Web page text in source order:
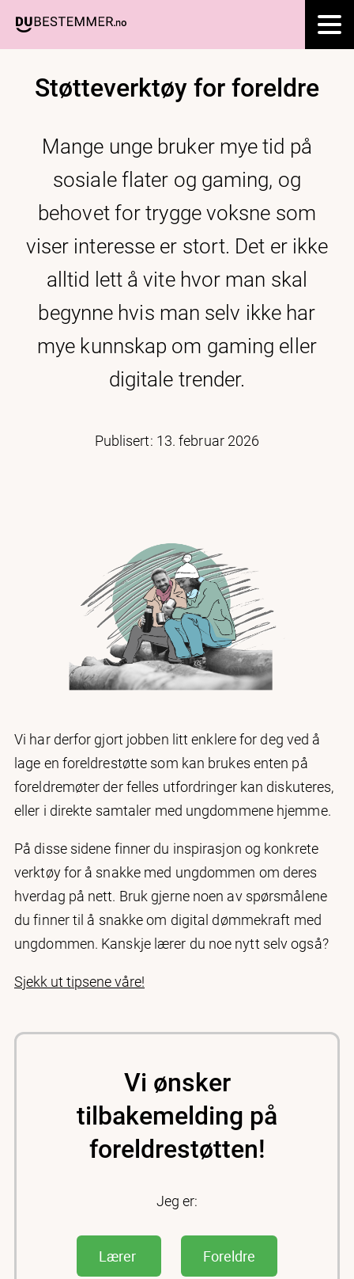
Støtteverktøy for foreldre
Mange unge bruker mye tid på
sosiale flater og gaming, og
behovet for trygge voksne som
viser interesse er stort. Det er ikke
alltid lett å vite hvor man skal
begynne hvis man selv ikke har
mye kunnskap om gaming eller
digitale trender.
Publisert: 13. februar 2026
Vi har derfor gjort jobben litt enklere for deg ved å
lage en foreldrestøtte som kan brukes enten på
foreldremøter der felles utfordringer kan diskuteres,
eller i direkte samtaler med ungdommene hjemme.
På disse sidene finner du inspirasjon og konkrete
verktøy for å snakke med ungdommen om deres
hverdag på nett. Bruk gjerne noen av spørsmålene
du finner til å snakke om digital dømmekraft med
ungdommen. Kanskje lærer du noe nytt selv også?
Sjekk ut tipsene våre!
Vi ønsker
tilbakemelding på
foreldrestøtten!
Jeg er:
Lærer Foreldre